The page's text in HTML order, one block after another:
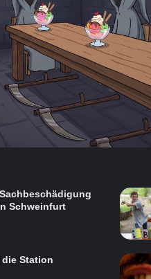
Schweinfurt
die Station